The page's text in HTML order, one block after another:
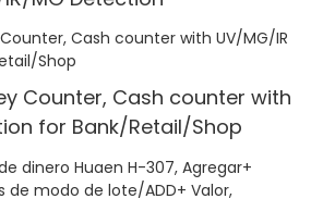
Counter, Cash counter with
for Bank/Retail/Shop